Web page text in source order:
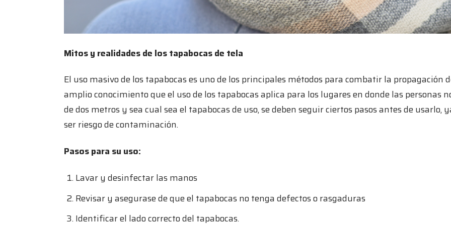
Mitos y realidades de los tapabocas de tela
El uso masivo de los tapabocas es uno de los principales métodos para combatir la propagación
amplio conocimiento que el uso de los tapabocas aplica para los lugares en donde las
de dos metros y sea cual sea el tapabocas de uso, se deben seguir ciertos pasos antes de usarlo,
ser riesgo de contaminación.
Pasos para su uso:
Lavar y desinfectar las manos
Revisar y asegurase de que el tapabocas no tenga defectos o rasgaduras
Identificar el lado correcto del tapabocas.